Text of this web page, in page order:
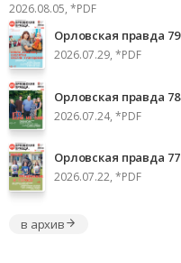
2026.08.05, *PDF
Орловская правда 79
2026.07.29, *PDF
Орловская правда 78
2026.07.24, *PDF
Орловская правда 77
2026.07.22, *PDF
в архив